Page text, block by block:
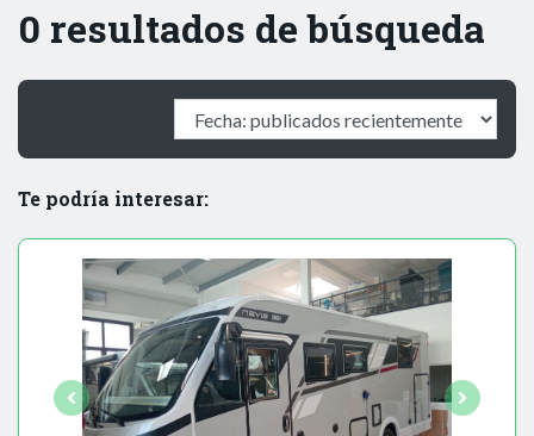
0 resultados de búsqueda
Te podría interesar: